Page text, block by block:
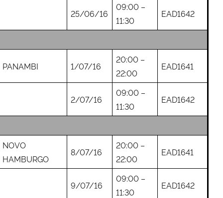
25/06/16
09:00 –
11:30
EAD1642
PANAMBI 1/07/16
20:00 –
22:00
EAD1641
2/07/16
09:00 –
11:30
EAD1642
NOVO
HAMBURGO
8/07/16
20:00 –
22:00
EAD1641
9/07/16
09:00 –
11:30
EAD1642